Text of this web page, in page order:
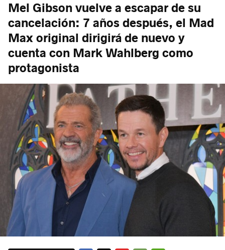
Mel Gibson vuelve a escapar de su
cancelación: 7 años después, el Mad
Max original dirigirá de nuevo y
cuenta con Mark Wahlberg como
protagonista